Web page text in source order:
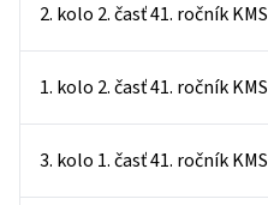
2. kolo 2. časť 41. ročník KMS
1. kolo 2. časť 41. ročník KMS
3. kolo 1. časť 41. ročník KMS